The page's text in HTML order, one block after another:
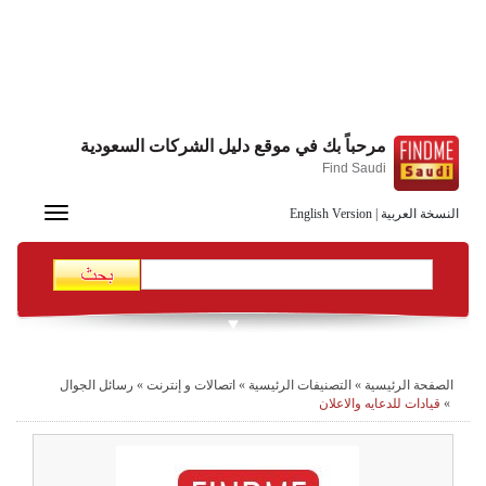
النسخة العربية English Version
مرحباً بك في موقع دليل الشركات السعودية
Find Saudi
Toggle
الصفحة الرئيسية » التصنيفات الرئيسية » اتصالات و إنترنت » رسائل الجوال
» قيادات للدعايه والاعلان